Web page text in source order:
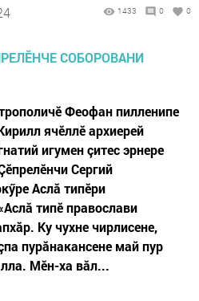
1433 0 0
Феофан пилленипе
ячӗллӗ архиерей
игумен çитес эрнере
Сергий
Аслă типӗри
типӗ православи
Ку чухне чирлисене,
пурăнакансене май пур
Мӗн-ха вăл...